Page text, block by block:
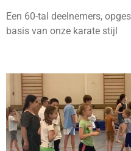
Een 60-tal deelnemers,
basis van onze karate stijl